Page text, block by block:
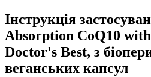
Інструкція
Absorption CoQ10
Doctor's Best, з
веганських капсул